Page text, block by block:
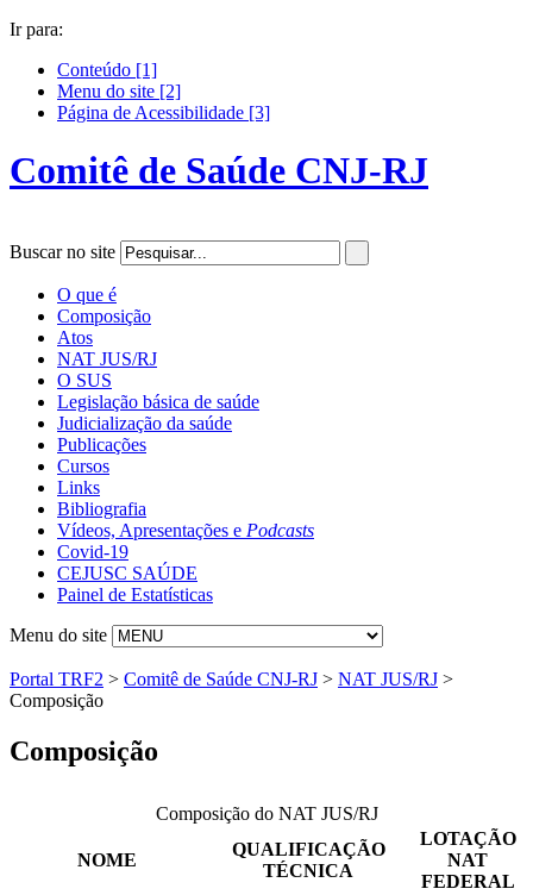
Ir para:
Conteúdo [1]
Menu do site [2]
Página de Acessibilidade [3]
Comitê de Saúde CNJ-RJ
Buscar no site
O que é
Composição
Atos
NAT JUS/RJ
O SUS
Legislação básica de saúde
Judicialização da saúde
Publicações
Cursos
Links
Bibliografia
Vídeos, Apresentações e Podcasts
Covid-19
CEJUSC SAÚDE
Painel de Estatísticas
Menu do site
Portal TRF2 > Comitê de Saúde CNJ-RJ > NAT JUS/RJ >
Composição
Composição
Composição do NAT JUS/RJ
NOME
QUALIFICAÇÃO
TÉCNICA
LOTAÇÃO
NAT
FEDERAL